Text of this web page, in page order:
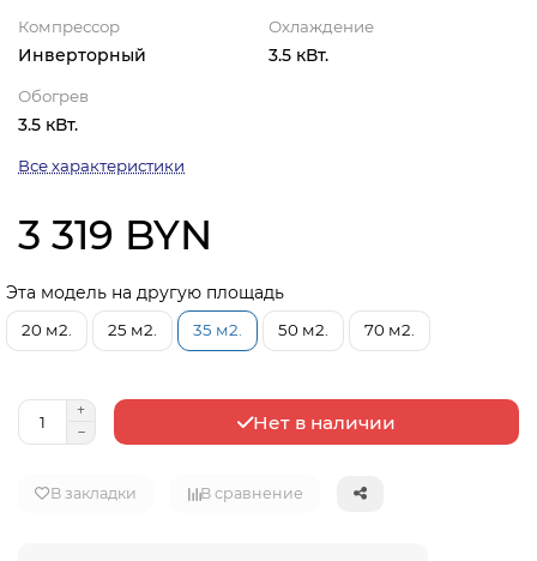
Компрессор
Инверторный
Охлаждение
3.5 кВт.
Обогрев
3.5 кВт.
Все характеристики
3 319 BYN
Эта модель на другую площадь
20 м2. 25 м2. 35 м2. 50 м2. 70 м2.
Нет в наличии
В закладки В сравнение